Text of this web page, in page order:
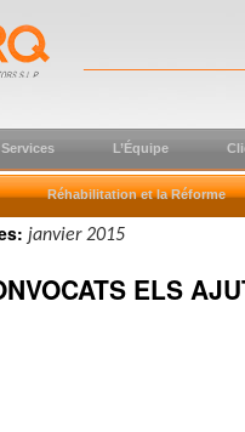
Services L’Équipe
Réhabilitation et la Réforme
janvier 2015
ELS